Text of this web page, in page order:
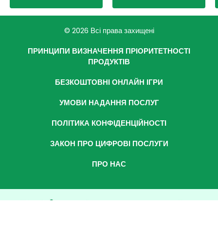
© 2026 Всі права захищені
ПРИНЦИПИ ВИЗНАЧЕННЯ ПРІОРИТЕТНОСТІ
ПРОДУКТІВ
БЕЗКОШТОВНІ ОНЛАЙН ІГРИ
УМОВИ НАДАННЯ ПОСЛУГ
ПОЛІТИКА КОНФІДЕНЦІЙНОСТІ
ЗАКОН ПРО ЦИФРОВІ ПОСЛУГИ
ПРО НАС